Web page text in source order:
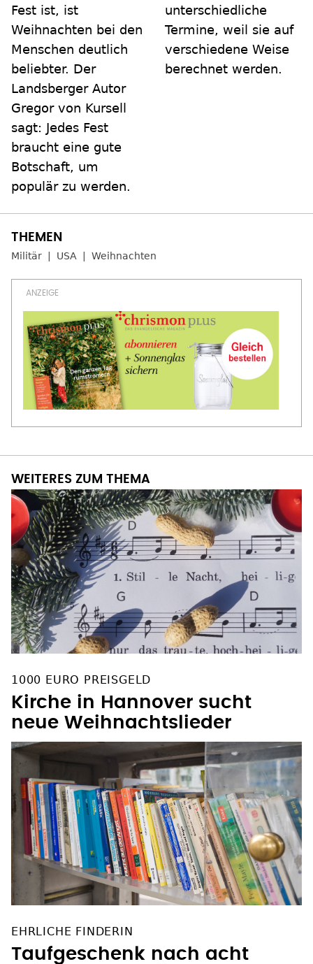
Fest ist, ist
Weihnachten bei den
Menschen deutlich
beliebter. Der
Landsberger Autor
Gregor von Kursell
sagt: Jedes Fest
braucht eine gute
Botschaft, um
populär zu werden.
unterschiedliche
Termine, weil sie auf
verschiedene Weise
berechnet werden.
Militär USA Weihnachten
WEITERES ZUM THEMA
1000 EURO PREISGELD
Kirche in Hannover sucht
neue Weihnachtslieder
EHRLICHE FINDERIN
Taufgeschenk nach acht